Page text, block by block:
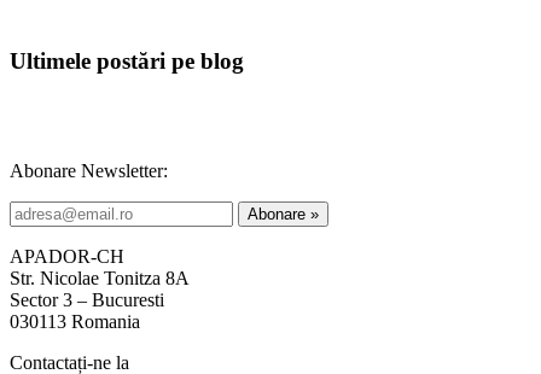
Ultimele postări pe blog
Abonare Newsletter:
APADOR-CH
Str. Nicolae Tonitza 8A
Sector 3 – Bucuresti
030113 Romania
Contactați-ne la